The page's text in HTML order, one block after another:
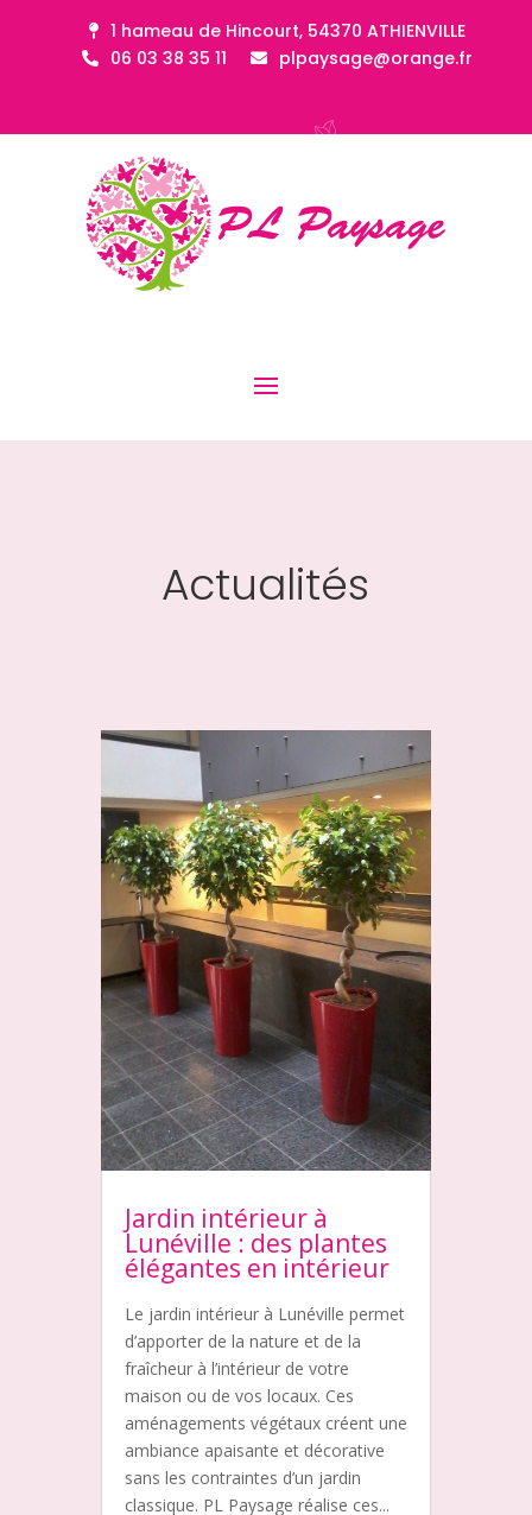
1 hameau de Hincourt, 54370 ATHIENVILLE
06 03 38 35 11
plpaysage@orange.fr
Actualités
Jardin intérieur à
Lunéville : des plantes
élégantes en intérieur
Le jardin intérieur à Lunéville permet
d’apporter de la nature et de la
fraîcheur à l’intérieur de votre
maison ou de vos locaux. Ces
aménagements végétaux créent une
ambiance apaisante et décorative
sans les contraintes d’un jardin
classique. PL Paysage réalise ces...